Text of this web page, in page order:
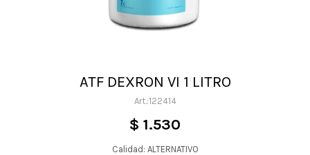
ATF DEXRON VI 1 LITRO
122414
$ 1.530
Calidad: ALTERNATIVO